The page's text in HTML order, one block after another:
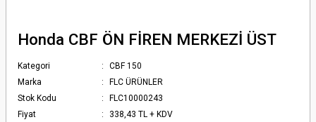
Honda CBF ÖN FİREN MERKEZİ ÜST
Kategori
CBF 150
Marka
FLC ÜRÜNLER
Stok Kodu
FLC10000243
Fiyat
338,43 TL + KDV